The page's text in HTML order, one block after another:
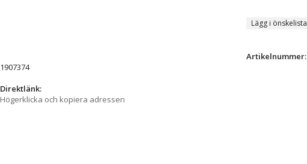
Lägg i önskelista
Artikelnummer:
1907374
Direktlänk:
Högerklicka och kopiera adressen